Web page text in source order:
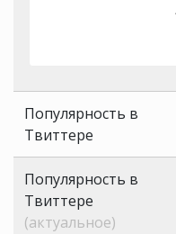
Популярность в
Твиттере
Популярность в
Твиттере
(актуальное)